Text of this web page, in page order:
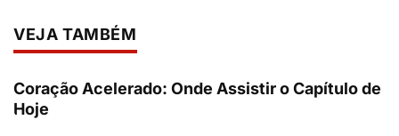
VEJA TAMBÉM
Coração Acelerado: Onde Assistir o Capítulo de
Hoje